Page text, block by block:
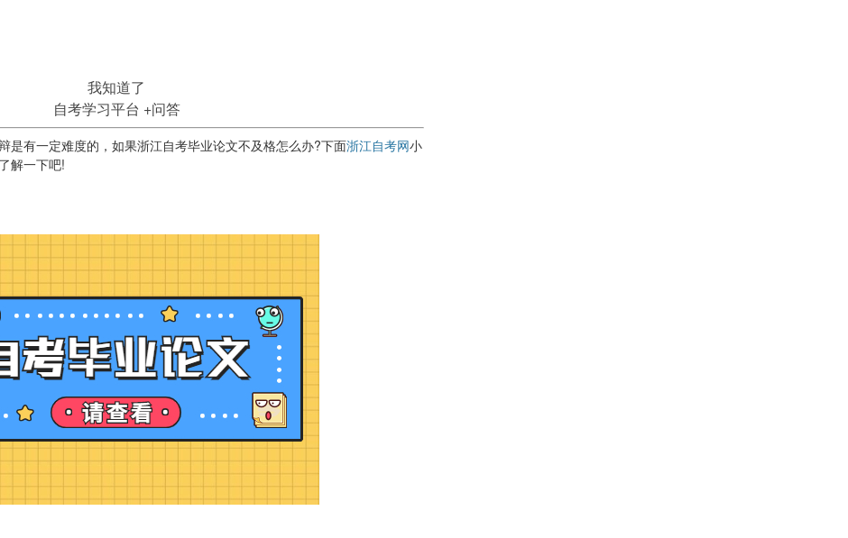
我知道了
自考学习平台 +问答
有一定难度的，如果浙江自考毕业论文不及格怎么办?下面浙江自考网小
解一下吧!